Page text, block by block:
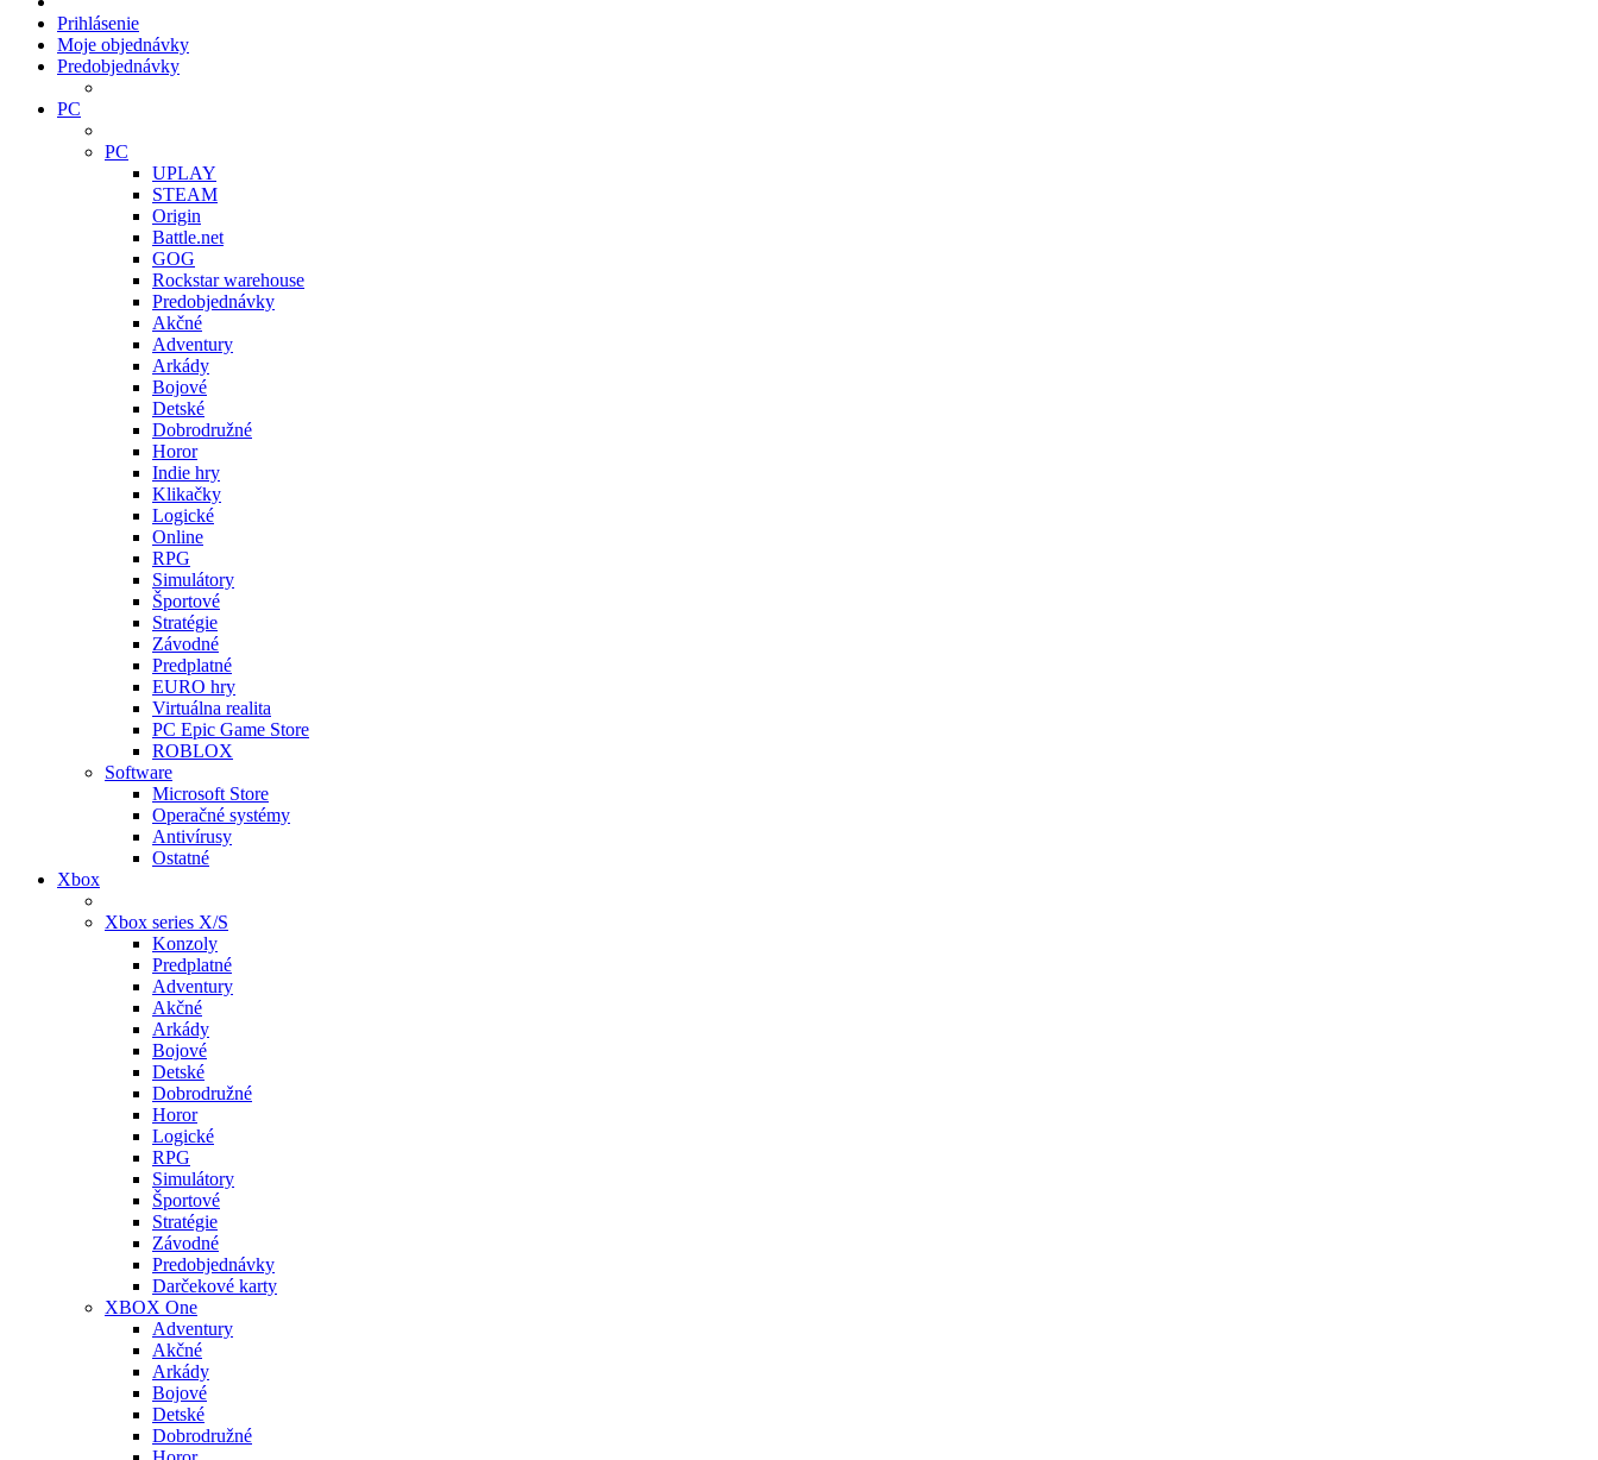
Prihlásenie
Moje objednávky
Predobjednávky
PC
PC
UPLAY
STEAM
Origin
Battle.net
GOG
Rockstar warehouse
Predobjednávky
Akčné
Adventury
Arkády
Bojové
Detské
Dobrodružné
Horor
Indie hry
Klikačky
Logické
Online
RPG
Simulátory
Športové
Stratégie
Závodné
Predplatné
EURO hry
Virtuálna realita
PC Epic Game Store
ROBLOX
Software
Microsoft Store
Operačné systémy
Antivírusy
Ostatné
Xbox
Xbox series X/S
Konzoly
Predplatné
Adventury
Akčné
Arkády
Bojové
Detské
Dobrodružné
Horor
Logické
RPG
Simulátory
Športové
Stratégie
Závodné
Predobjednávky
Darčekové karty
XBOX One
Adventury
Akčné
Arkády
Bojové
Detské
Dobrodružné